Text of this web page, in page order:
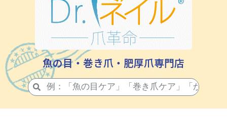
魚の目・巻き爪・肥厚爪専門店